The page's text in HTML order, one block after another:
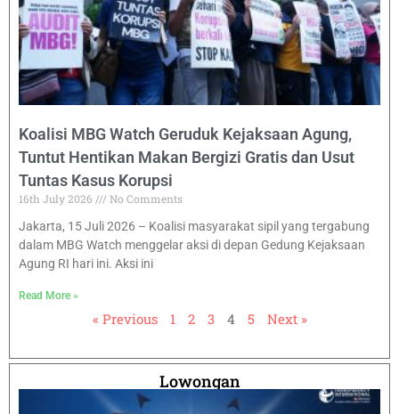
Koalisi MBG Watch Geruduk Kejaksaan Agung,
Tuntut Hentikan Makan Bergizi Gratis dan Usut
Tuntas Kasus Korupsi
16th July 2026
No Comments
Jakarta, 15 Juli 2026 – Koalisi masyarakat sipil yang tergabung
dalam MBG Watch menggelar aksi di depan Gedung Kejaksaan
Agung RI hari ini. Aksi ini
Read More »
« Previous 1 2 3 4 5 Next »
Lowongan